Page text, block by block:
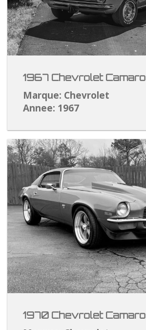
1967 Chevrolet Camaro
Marque: Chevrolet
Annee: 1967
1970 Chevrolet Camaro